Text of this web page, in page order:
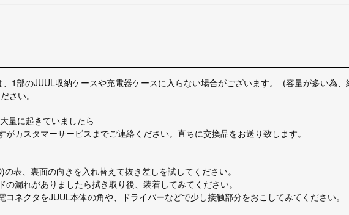
1部のJUUL収納ケースや充電器ケースに入らない場合がございます。 (容量が多い為
さい。
量に起きていましたら
カスタマーサービスまでご連絡ください。直ちに交換品をお送り致します。
表、裏面の向きを入れ替えて抜き差しを試してください。
漏れがありましたら拭き取り後、装着してみてください。
ネクタをJUUL本体の角や、ドライバーなどで少し接触部分をおこしてみてください。